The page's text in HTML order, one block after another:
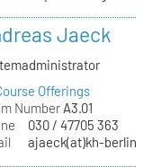
Jaeck
Offerings
NumberA3.01
030 / 47705 363
ajaeck(at)kh-